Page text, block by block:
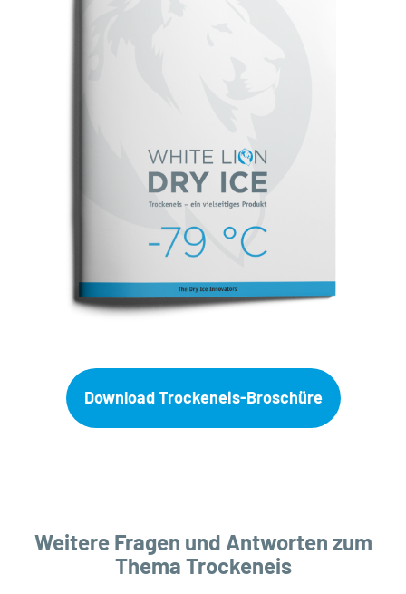
Download Trockeneis-Broschüre
Weitere Fragen und Antworten zum
Thema Trockeneis